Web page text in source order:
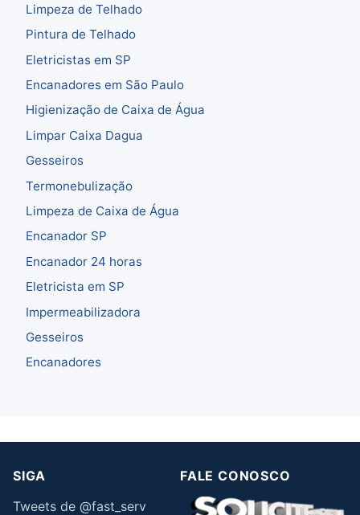
Limpeza de Telhado
Pintura de Telhado
Eletricistas em SP
Encanadores em São Paulo
Higienização de Caixa de Água
Limpar Caixa Dagua
Gesseiros
Termonebulização
Limpeza de Caixa de Água
Encanador SP
Encanador 24 horas
Eletricista em SP
Impermeabilizadora
Gesseiros
Encanadores
SIGA
Tweets de @fast_serv
FALE CONOSCO